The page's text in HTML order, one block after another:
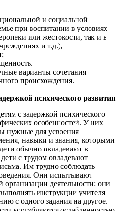
и социальной
при воспитании в условиях
или жестокости, так и в
и т.д.);
варианты сочетания
происхождения.
психического развития
с задержкой психического
особенностей. У них
нужные для усвоения
навыки и знания, которыми
обычно овладевают в
с трудом овладевают
Им трудно соблюдать
Они испытывают
организации деятельности: они
инструкции учителя,
с одного задания на другое.